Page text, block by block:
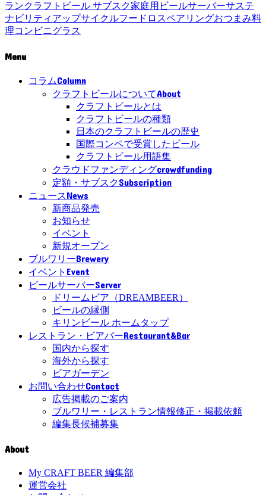
ランクラフトビール サブスク家庭用ビールサーバーサステ
ナビリティ アップサイクルフードロスペアリングおつまみ料
理コンビニグラス
Menu
コラムColumn
クラフトビールについてAbout
クラフトビールとは
クラフトビールの種類
日本のクラフトビールの歴史
国際コンペで受賞したビール
クラフトビール用語集
クラウドファンディングcrowdfunding
定額・サブスクSubscription
ニュースNews
新商品発売
お知らせ
イベント
新規オープン
ブルワリーBrewery
イベント Event
ビールサーバーServer
ドリームビア（DREAMBEER）
ビールの縁側
キリンビール ホームタップ
レストラン・ビアバーRestaurant&Bar
国内から探す
海外から探す
ビアガーデン
お問い合わせContact
広告掲載のご案内
ブルワリー・レストラン情報修正・掲載依頼
編集長候補募集
About
My CRAFT BEER 編集部
運営会社